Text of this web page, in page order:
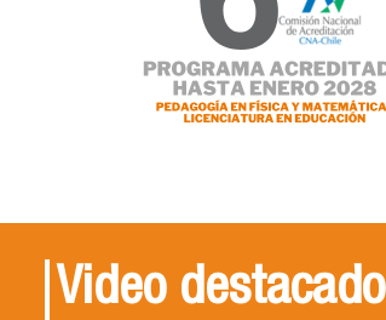
Video destacado